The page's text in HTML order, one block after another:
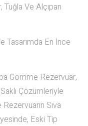
Ve Alçıpan
Tasarımda En İnce
Gömme Rezervuar,
Çözümleriyle
Sıva
Eski Tip